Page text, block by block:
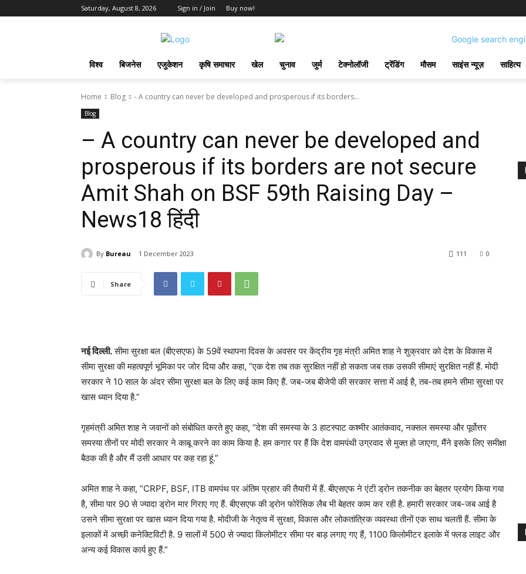
Saturday, August 8, 2026 Sign in / Join Buy now!
विश्व बिजनेस एजुकेशन कृषि समाचार खेल चुनाव जुर्म टेक्नोलॉजी ट्रेंडिंग मौसम साइंस न्यूज़ साहित्य
Home Blog - A country can never be developed and prosperous if its borders...
Blog
– A country can never be developed and
prosperous if its borders are not secure
Amit Shah on BSF 59th Raising Day –
News18 हिंदी
By Bureau 1 December 2023 0
111
Share
नई दिल्ली.सीमा सुरक्षा बल (बीएसएफ) के 59वें स्थापना दिवस के अवसर पर केंद्रीय गृह मंत्री अमित शाह ने शुक्रवार को देश के विकास में
सीमा सुरक्षा की महत्वपूर्ण भूमिका पर जोर दिया और कहा, ”एक देश तब तक सुरक्षित नहीं हो सकता जब तक उसकी सीमाएं सुरक्षित नहीं हैं. मोदी
सरकार ने 10 साल के अंदर सीमा सुरक्षा बल के लिए कई काम किए हैं. जब-जब बीजेपी की सरकार सत्ता में आई है, तब-तब हमने सीमा सुरक्षा पर
खास ध्यान दिया है.”
गृहमंत्री अमित शाह ने जवानों को संबोधित करते हुए कहा, “देश की समस्या के 3 हाटस्पाट कश्मीर आतंकवाद, नक्सल समस्या और पूर्वोत्तर
समस्या तीनों पर मोदी सरकार ने काबू करने का काम किया है. हम कगार पर हैं कि देश वामपंथी उग्रवाद से मुक्त हो जाएगा, मैंने इसके लिए समीक्षा
बैठक की है और मैं उसी आधार पर कह रहा हूं.”
अमित शाह ने कहा, “CRPF, BSF, ITB वामपंथ पर अंतिम प्रहार की तैयारी में हैं. बीएसएफ ने एंटी ड्रोन तकनीक का बेहतर प्रयोग किया गया
है, सीमा पार 90 से ज्यादा ड्रोन मार गिराए गए हैं. बीएसएफ की ड्रोन फोरेंसिक लैब भी बेहतर काम कर रही है. हमारी सरकार जब-जब आई है
उसने सीमा सुरक्षा पर खास ध्यान दिया गया है. मोदीजी के नेतृत्व में सुरक्षा, विकास और लोकतांत्रिक व्यवस्था तीनों एक साथ चलती हैं. सीमा के
इलाकों में अच्छी कनेक्टिविटी है. 9 सालों में 500 से ज्यादा किलोमीटर सीमा पर बाड़ लगाए गए हैं, 1100 किलोमीटर इलाके में फ्लड लाइट और
अन्य कई विकास कार्य हुए हैं.”